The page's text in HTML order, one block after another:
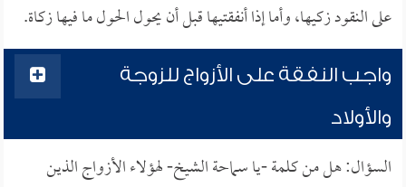
على النقود زكيها، وأما إذا أنفقتيها قبل أن يحول الحول ما فيها زكاة.
واجب النفقة على الأزواج للزوجة
والأولاد
السؤال: هل من كلمة -يا سماحة الشيخ- لهؤلاء الأزواج الذين